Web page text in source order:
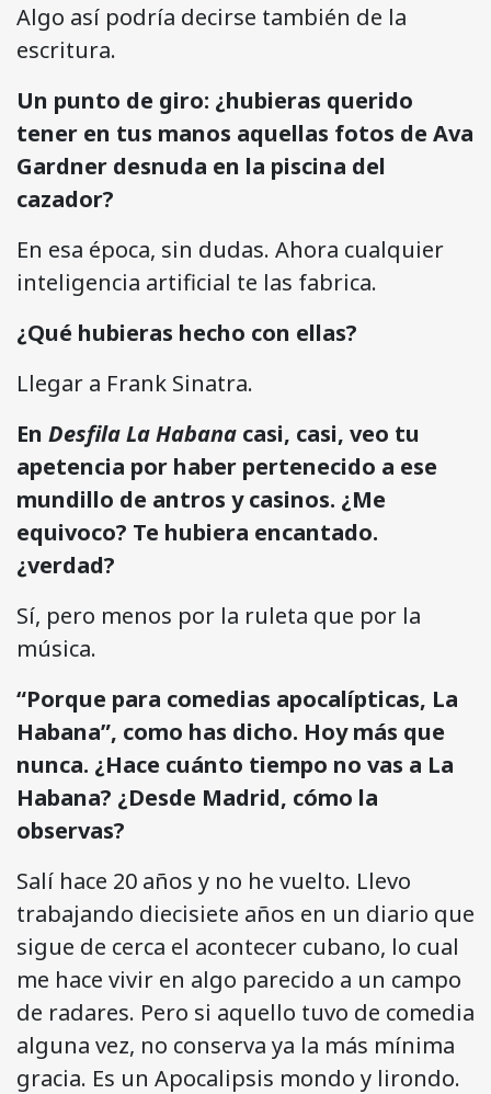
Algo así podría decirse también de la
escritura.
Un punto de giro: ¿hubieras querido
tener en tus manos aquellas fotos de Ava
Gardner desnuda en la piscina del
cazador?
En esa época, sin dudas. Ahora cualquier
inteligencia artificial te las fabrica.
¿Qué hubieras hecho con ellas?
Llegar a Frank Sinatra.
En Desfila La Habana casi, casi, veo tu
apetencia por haber pertenecido a ese
mundillo de antros y casinos. ¿Me
equivoco? Te hubiera encantado.
¿verdad?
Sí, pero menos por la ruleta que por la
música.
“Porque para comedias apocalípticas, La
Habana”, como has dicho. Hoy más que
nunca. ¿Hace cuánto tiempo no vas a La
Habana? ¿Desde Madrid, cómo la
observas?
Salí hace 20 años y no he vuelto. Llevo
trabajando diecisiete años en un diario que
sigue de cerca el acontecer cubano, lo cual
me hace vivir en algo parecido a un campo
de radares. Pero si aquello tuvo de comedia
alguna vez, no conserva ya la más mínima
gracia. Es un Apocalipsis mondo y lirondo.